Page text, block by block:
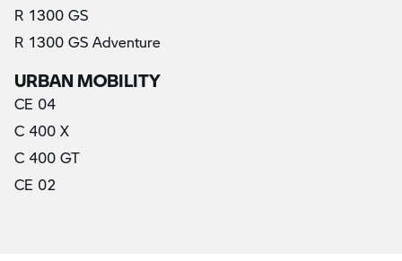
R 1300 GS
R 1300 GS Adventure
URBAN MOBILITY
CE 04
C 400 X
C 400 GT
CE 02